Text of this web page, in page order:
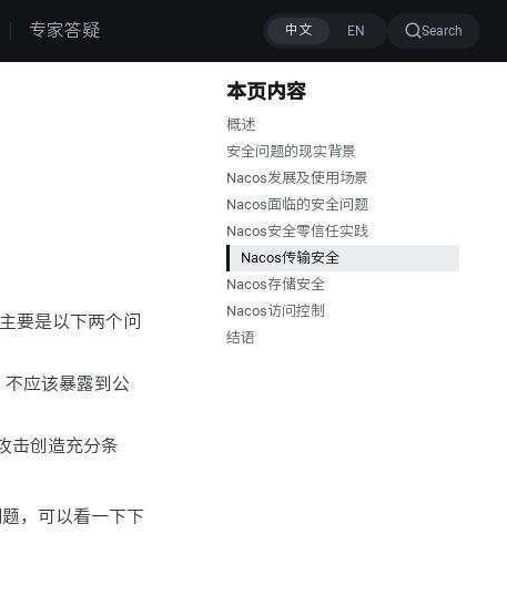
专家答疑 Search
要是以下两个问
应该暴露到公
击创造充分条
，可以看一下下
本页内容
概述
安全问题的现实背景
Nacos发展及使用场景
Nacos面临的安全问题
Nacos安全零信任实践
Nacos传输安全
Nacos存储安全
Nacos访问控制
结语